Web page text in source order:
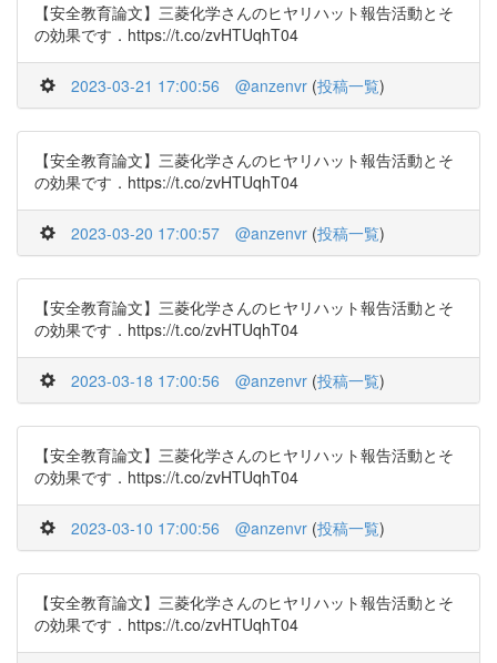
【安全教育論文】三菱化学さんのヒヤリハット報告活動とそ
の効果です．https://t.co/zvHTUqhT04
2023-03-21 17:00:56 @anzenvr (投稿一覧)
【安全教育論文】三菱化学さんのヒヤリハット報告活動とそ
の効果です．https://t.co/zvHTUqhT04
2023-03-20 17:00:57 @anzenvr (投稿一覧)
【安全教育論文】三菱化学さんのヒヤリハット報告活動とそ
の効果です．https://t.co/zvHTUqhT04
2023-03-18 17:00:56 @anzenvr (投稿一覧)
【安全教育論文】三菱化学さんのヒヤリハット報告活動とそ
の効果です．https://t.co/zvHTUqhT04
2023-03-10 17:00:56 @anzenvr (投稿一覧)
【安全教育論文】三菱化学さんのヒヤリハット報告活動とそ
の効果です．https://t.co/zvHTUqhT04